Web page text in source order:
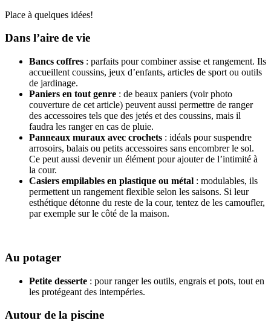
Place à quelques idées!
Dans l’aire de vie
Bancs coffres : parfaits pour combiner assise et rangement. Ils
accueillent coussins, jeux d’enfants, articles de sport ou outils
de jardinage.
Paniers en tout genre : de beaux paniers (voir photo
couverture de cet article) peuvent aussi permettre de ranger
des accessoires tels que des jetés et des coussins, mais il
faudra les ranger en cas de pluie.
Panneaux muraux avec crochets : idéals pour suspendre
arrosoirs, balais ou petits accessoires sans encombrer le sol.
Ce peut aussi devenir un élément pour ajouter de l’intimité à
la cour.
Casiers empilables en plastique ou métal : modulables, ils
permettent un rangement flexible selon les saisons. Si leur
esthétique détonne du reste de la cour, tentez de les camoufler,
par exemple sur le côté de la maison.
Au potager
Petite desserte : pour ranger les outils, engrais et pots, tout en
les protégeant des intempéries.
Autour de la piscine